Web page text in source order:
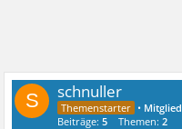
S schnuller
• Mitglied
Beiträge:5 Themen:2